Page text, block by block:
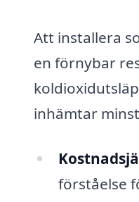
Att installera
en förnybar
inhämtar
förståelse